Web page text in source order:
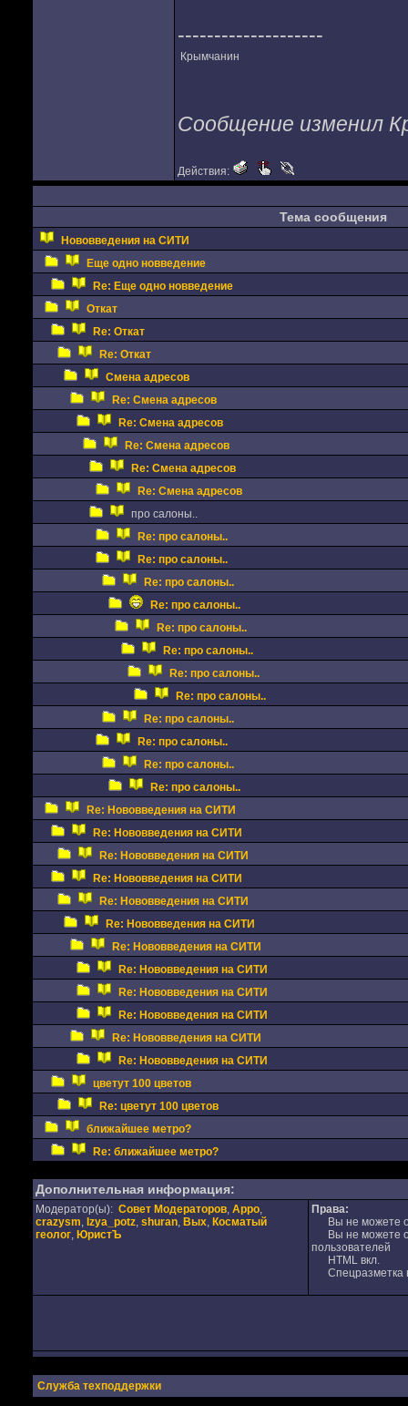
--------------------
Крымчанин
Сообщение изменил
Действия:
Тема сообщения
Нововведения на СИТИ
Еще одно новведение
Re: Еще одно новведение
Откат
Re: Откат
Re: Откат
Смена адресов
Re: Смена адресов
Re: Смена адресов
Re: Смена адресов
Re: Смена адресов
Re: Смена адресов
про салоны..
Re: про салоны..
Re: про салоны..
Re: про салоны..
Re: про салоны..
Re: про салоны..
Re: про салоны..
Re: про салоны..
Re: про салоны..
Re: про салоны..
Re: про салоны..
Re: про салоны..
Re: про салоны..
Re: Нововведения на СИТИ
Re: Нововведения на СИТИ
Re: Нововведения на СИТИ
Re: Нововведения на СИТИ
Re: Нововведения на СИТИ
Re: Нововведения на СИТИ
Re: Нововведения на СИТИ
Re: Нововведения на СИТИ
Re: Нововведения на СИТИ
Re: Нововведения на СИТИ
Re: Нововведения на СИТИ
Re: Нововведения на СИТИ
цветут 100 цветов
Re: цветут 100 цветов
ближайшее метро?
Re: ближайшее метро?
Дополнительная информация:
Модератор(ы): Совет Модераторов, Appo,
crazysm, Izya_potz, shuran, Вых, Косматый
геолог, ЮристЪ
Права:
Вы не можете
Вы не можете
пользователей
HTML вкл.
Спецразметка
Служба техподдержки